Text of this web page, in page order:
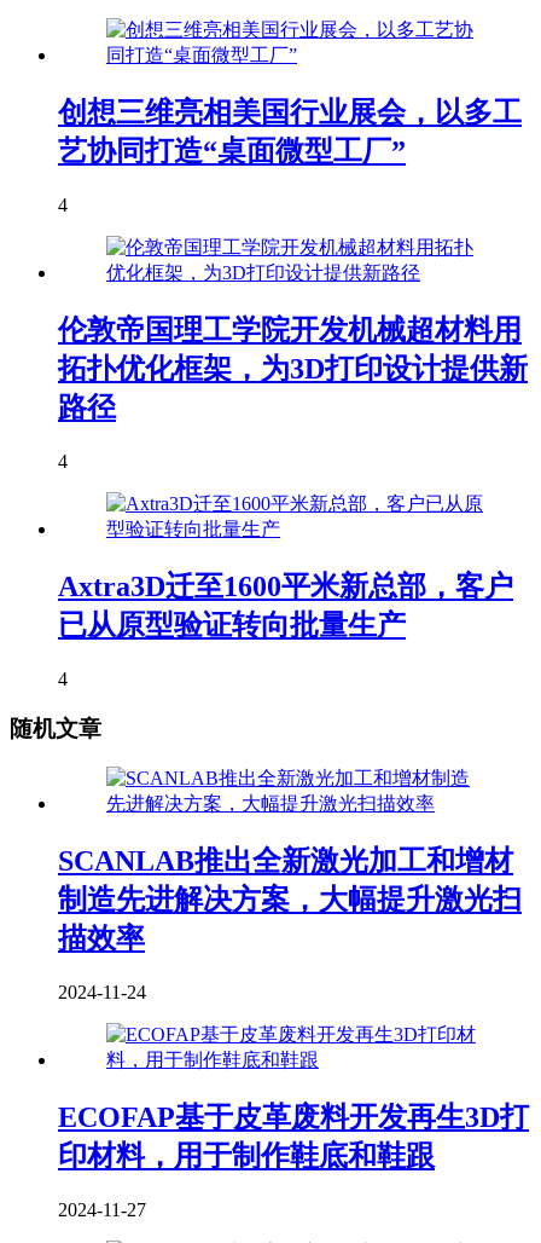
创想三维亮相美国行业展会，以多工
艺协同打造“桌面微型工厂”
4
伦敦帝国理工学院开发机械超材料用
拓扑优化框架，为3D打印设计提供新
路径
4
Axtra3D迁至1600平米新总部，客户
已从原型验证转向批量生产
4
随机文章
SCANLAB推出全新激光加工和增材
制造先进解决方案，大幅提升激光扫
描效率
2024-11-24
ECOFAP基于皮革废料开发再生3D打
印材料，用于制作鞋底和鞋跟
2024-11-27